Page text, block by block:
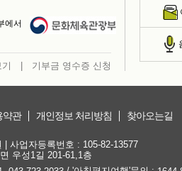
에서
기부금 영수증 신청
약관 개인정보 처리방침 찾아오는길
사업자등록번호 : 105-82-13577
우성1길 201-61,1층